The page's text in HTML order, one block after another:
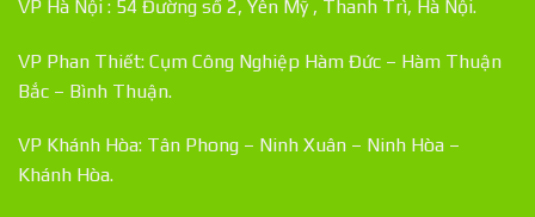
VP Hà Nội : 54 Đường số 2, Yên Mỹ , Thanh Trì, Hà Nội.
VP Phan Thiết: Cụm Công Nghiệp Hàm Đức – Hàm Thuận
Bắc – Bình Thuận.
VP Khánh Hòa: Tân Phong – Ninh Xuân – Ninh Hòa –
Khánh Hòa.